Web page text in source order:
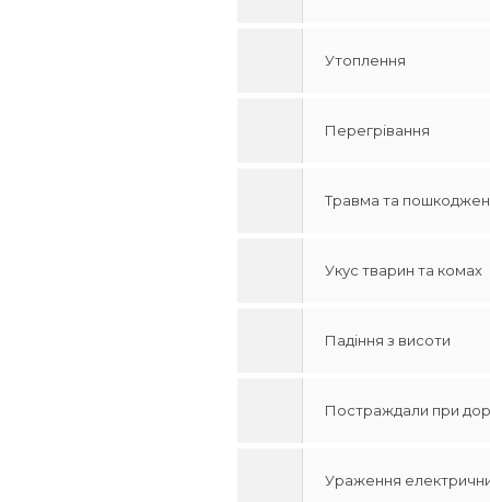
Утоплення
Перегрівання
Травма та
Укус тварин та комах
Падіння з висоти
Постраждали при
Ураження